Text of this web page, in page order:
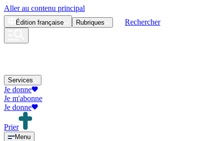
Aller au contenu principal
Édition française Rubriques Rechercher
Services
Je donne
Je m'abonne
Je donne
Prier
Menu